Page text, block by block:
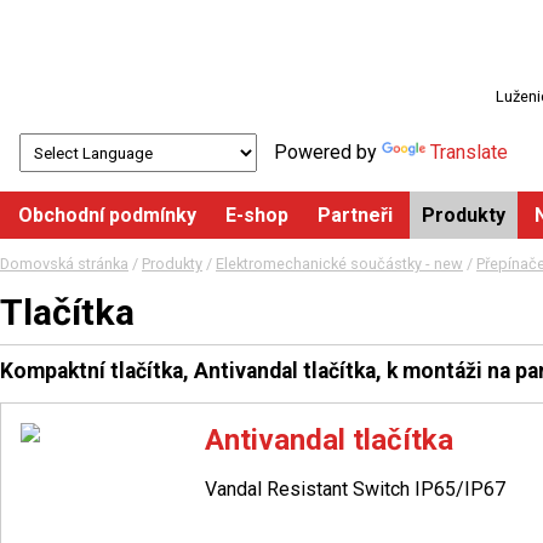
Powered by Translate
Obchodní podmínky E-shop Partneři Produkty
Domovská stránka / Produkty / Elektromechanické součástky - new /
Tlačítka
Kompaktní tlačítka, Antivandal tlačítka, k montáži na
Antivandal tlačítka
Vandal Resistant Switch IP65/IP67